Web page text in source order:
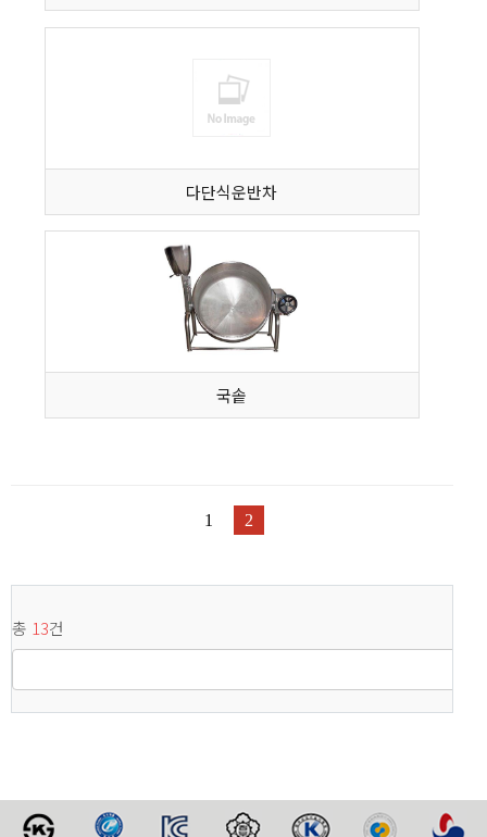
다단식운반차
국솥
1 2
총 13건